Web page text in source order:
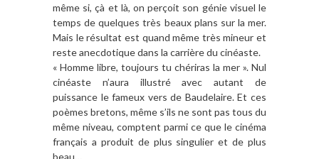
même si, çà et là, on perçoit son génie visuel le
temps de quelques très beaux plans sur la mer.
Mais le résultat est quand même très mineur et
reste anecdotique dans la carrière du cinéaste.
« Homme libre, toujours tu chériras la mer ». Nul
cinéaste n’aura illustré avec autant de
puissance le fameux vers de Baudelaire. Et ces
poèmes bretons, même s’ils ne sont pas tous du
même niveau, comptent parmi ce que le cinéma
français a produit de plus singulier et de plus
beau…